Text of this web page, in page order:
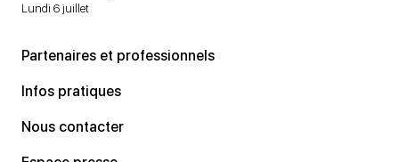
Lundi 6 juillet
Partenaires et professionnels
Infos pratiques
Nous contacter